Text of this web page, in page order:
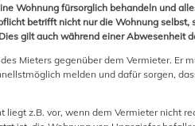
Wohnung fürsorglich behandeln und
betrifft nicht nur die Wohnung
gilt auch während einer Abwesenheit
Mieters gegenüber dem Vermieter. Er
melden und dafür sorgen,
liegt z.B. vor, wenn dem Vermieter nicht